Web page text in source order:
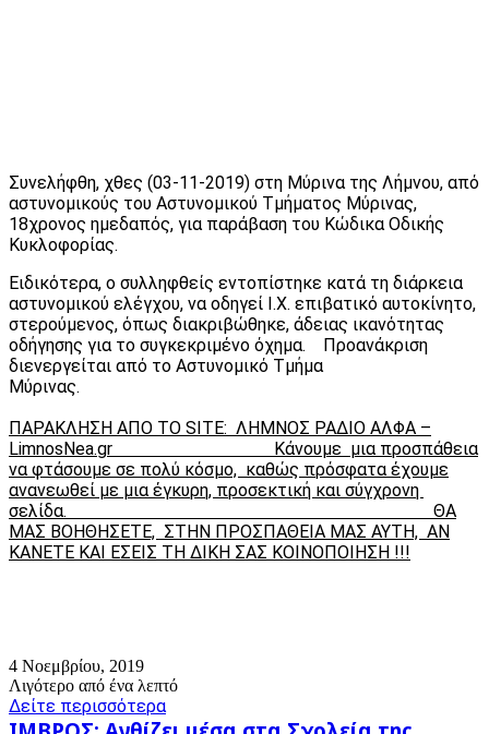
Συνελήφθη, χθες (03-11-2019) στη Μύρινα της Λήμνου, από
αστυνομικούς του Αστυνομικού Τμήματος Μύρινας,
18χρονος ημεδαπός, για παράβαση του Κώδικα Οδικής
Κυκλοφορίας.
Ειδικότερα, ο συλληφθείς εντοπίστηκε κατά τη διάρκεια
αστυνομικού ελέγχου, να οδηγεί Ι.Χ. επιβατικό αυτοκίνητο,
στερούμενος, όπως διακριβώθηκε, άδειας ικανότητας
οδήγησης για το συγκεκριμένο όχημα. Προανάκριση
διενεργείται από το Αστυνομικό Τμήμα
ΠΑΡΑΚΛΗΣΗ ΑΠΟ ΤΟ SITE: ΛΗΜΝΟΣ ΡΑΔΙΟ ΑΛΦΑ –
LimnosNea.gr Κάνουμε μια προσπάθεια
να φτάσουμε σε πολύ κόσμο, καθώς πρόσφατα έχουμε
ανανεωθεί με μια έγκυρη, προσεκτική και σύγχρονη
σελίδα. ΘΑ
ΜΑΣ ΒΟΗΘΗΣΕΤΕ, ΣΤΗΝ ΠΡΟΣΠΑΘΕΙΑ ΜΑΣ ΑΥΤΗ, ΑΝ
ΚΑΝΕΤΕ ΚΑΙ ΕΣΕΙΣ ΤΗ ΔΙΚΗ ΣΑΣ ΚΟΙΝΟΠΟΙΗΣΗ !!!
4 Νοεμβρίου, 2019
Λιγότερο από ένα λεπτό
Δείτε περισσότερα
ΙΜΒΡΟΣ: